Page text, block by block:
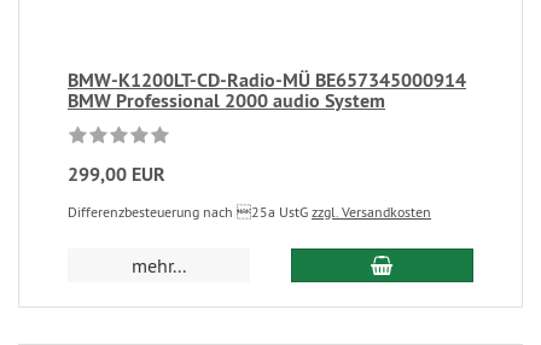
BMW-K1200LT-CD-Radio-MÜ BE657345000914
BMW Professional 2000 audio System
299,00 EUR
Differenzbesteuerung nach 25a UstG zzgl. Versandkosten
mehr...